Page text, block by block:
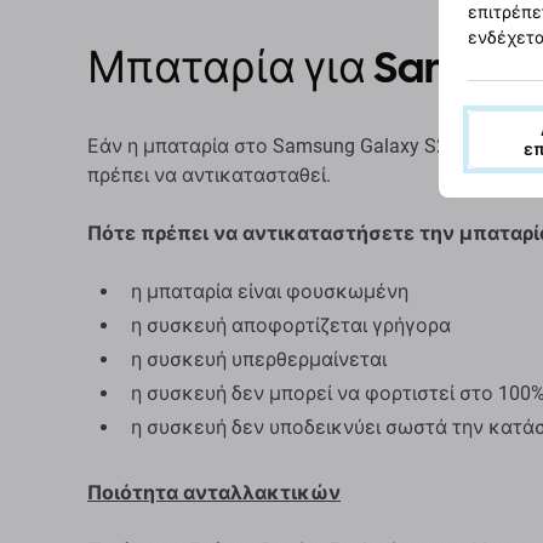
Μπαταρία για
Εάν η μπαταρία στο Samsung Galaxy S22 S901B
πρέπει να αντικατασταθεί.
Πότε πρέπει να αντικαταστήσετε την
η μπαταρία είναι φουσκωμένη
η συσκευή αποφορτίζεται γρήγορα
η συσκευή υπερθερμαίνεται
η συσκευή δεν μπορεί να φορτιστεί στο 100%
η συσκευή δεν υποδεικνύει σωστά την
Ποιότητα ανταλλακτικών